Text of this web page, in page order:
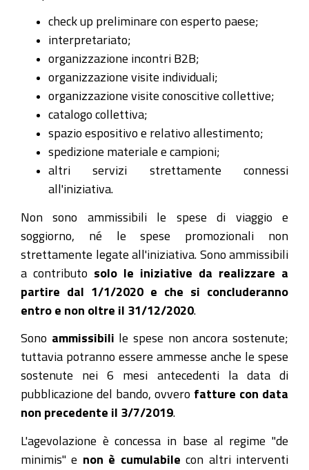
check up preliminare con esperto paese;
interpretariato;
organizzazione incontri B2B;
organizzazione visite individuali;
organizzazione visite conoscitive collettive;
catalogo collettiva;
spazio espositivo e relativo allestimento;
spedizione materiale e campioni;
altri servizi strettamente connessi
all'iniziativa.
Non sono ammissibili le spese di viaggio e
soggiorno, né le spese promozionali non
strettamente legate all'iniziativa. Sono ammissibili
a contributo solo le iniziative da realizzare a
partire dal 1/1/2020 e che si concluderanno
entro e non oltre il 31/12/2020
Sono ammissibili le spese non ancora sostenute;
tuttavia potranno essere ammesse anche le spese
sostenute nei 6 mesi antecedenti la data di
pubblicazione del bando, ovvero fatture con data
non precedente il 3/7/2019
L'agevolazione è concessa in base al regime "de
minimis" e non è cumulabile con altri interventi